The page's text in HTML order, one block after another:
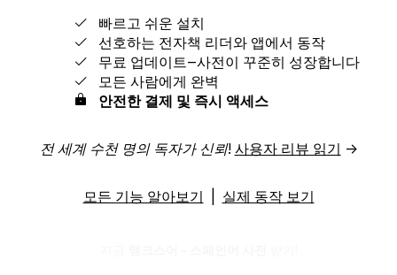
빠르고 쉬운 설치
선호하는 전자책 리더와 앱에서 동작
무료 업데이트‒사전이 꾸준히 성장합니다
모든 사람에게 완벽
안전한 결제 및 즉시 액세스
전 세계 수천 명의 독자가 신뢰! 사용자 리뷰 읽기 →
모든 기능 알아보기 실제 동작 보기